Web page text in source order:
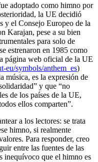
adoptado como himno por
la UE decidió
y el Consejo Europeo de la
Karajan, pese a su bien
para solo de
estrenaron en 1985 como
página web oficial de la UE
eu/symbols/anthem_es)
música, es la expresión de
y que “no
de los países de la UE,
ellos comparten”.
a los lectores: se trata
himno, si realmente
Para responder, creo
entre las fuentes de las
inequívoco que el himno es